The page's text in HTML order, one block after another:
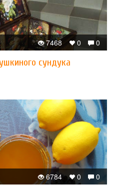
0
0
7468
сундука
0
0
6784